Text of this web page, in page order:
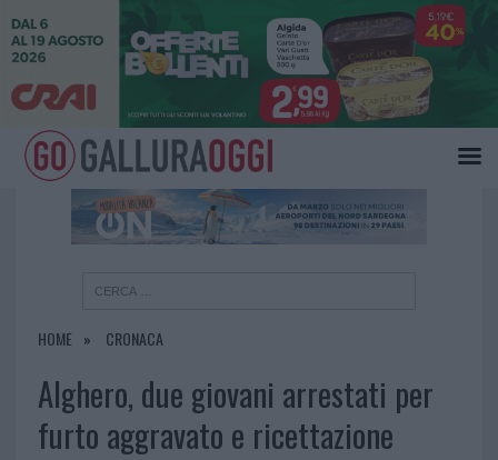
HOME CRONACA
Alghero, due giovani arrestati per
furto aggravato e ricettazione
×